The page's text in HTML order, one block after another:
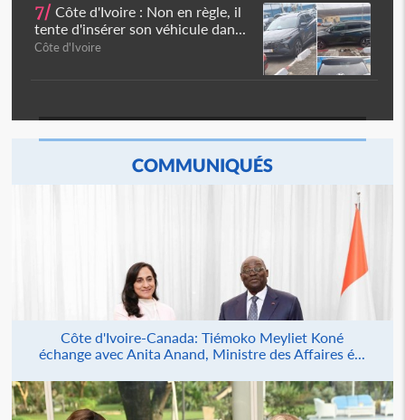
7/ Côte d'Ivoire : Non en règle, il
tente d'insérer son véhicule dan...
Côte d'Ivoire
COMMUNIQUÉS
Côte d'Ivoire-Canada: Tiémoko Meyliet Koné
échange avec Anita Anand, Ministre des Affaires é...